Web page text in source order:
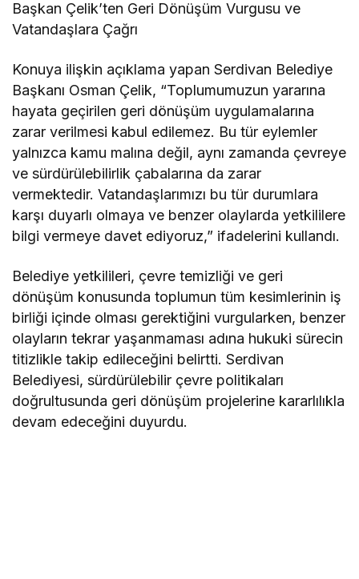
Başkan Çelik’ten Geri Dönüşüm Vurgusu ve
Vatandaşlara Çağrı
Konuya ilişkin açıklama yapan Serdivan Belediye
Başkanı Osman Çelik, “Toplumumuzun yararına
hayata geçirilen geri dönüşüm uygulamalarına
zarar verilmesi kabul edilemez. Bu tür eylemler
yalnızca kamu malına değil, aynı zamanda çevreye
ve sürdürülebilirlik çabalarına da zarar
vermektedir. Vatandaşlarımızı bu tür durumlara
karşı duyarlı olmaya ve benzer olaylarda yetkililere
bilgi vermeye davet ediyoruz,” ifadelerini kullandı.
Belediye yetkilileri, çevre temizliği ve geri
dönüşüm konusunda toplumun tüm kesimlerinin iş
birliği içinde olması gerektiğini vurgularken, benzer
olayların tekrar yaşanmaması adına hukuki sürecin
titizlikle takip edileceğini belirtti. Serdivan
Belediyesi, sürdürülebilir çevre politikaları
doğrultusunda geri dönüşüm projelerine kararlılıkla
devam edeceğini duyurdu.